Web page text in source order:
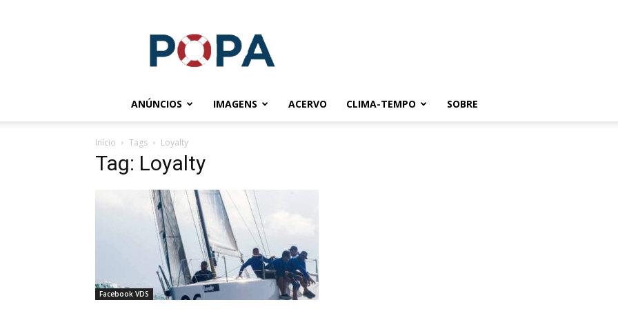
ANÚNCIOS IMAGENS ACERVO CLIMA-TEMPO SOBRE
Início Tags Loyalty
Tag: Loyalty
Facebook VDS